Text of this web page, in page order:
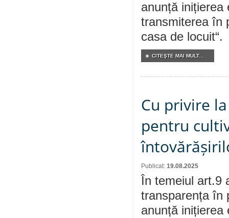
anunță inițierea
transmiterea în
casa de locuit“.
CITEŞTE MAI MULT...
Cu privire
pentru
Publicat: 19.08.2025
În temeiul art.9
transparența în
anunță inițierea